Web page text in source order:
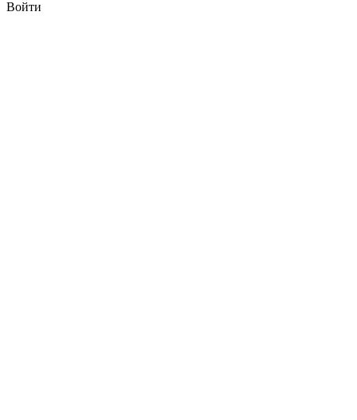
Войти